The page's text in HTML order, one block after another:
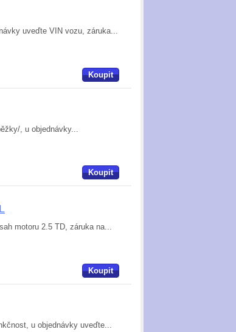
uveďte VIN vozu, záruka...
Koupit
, u objednávky...
Koupit
motoru 2.5 TD, záruka na...
Koupit
u objednávky uveďte...